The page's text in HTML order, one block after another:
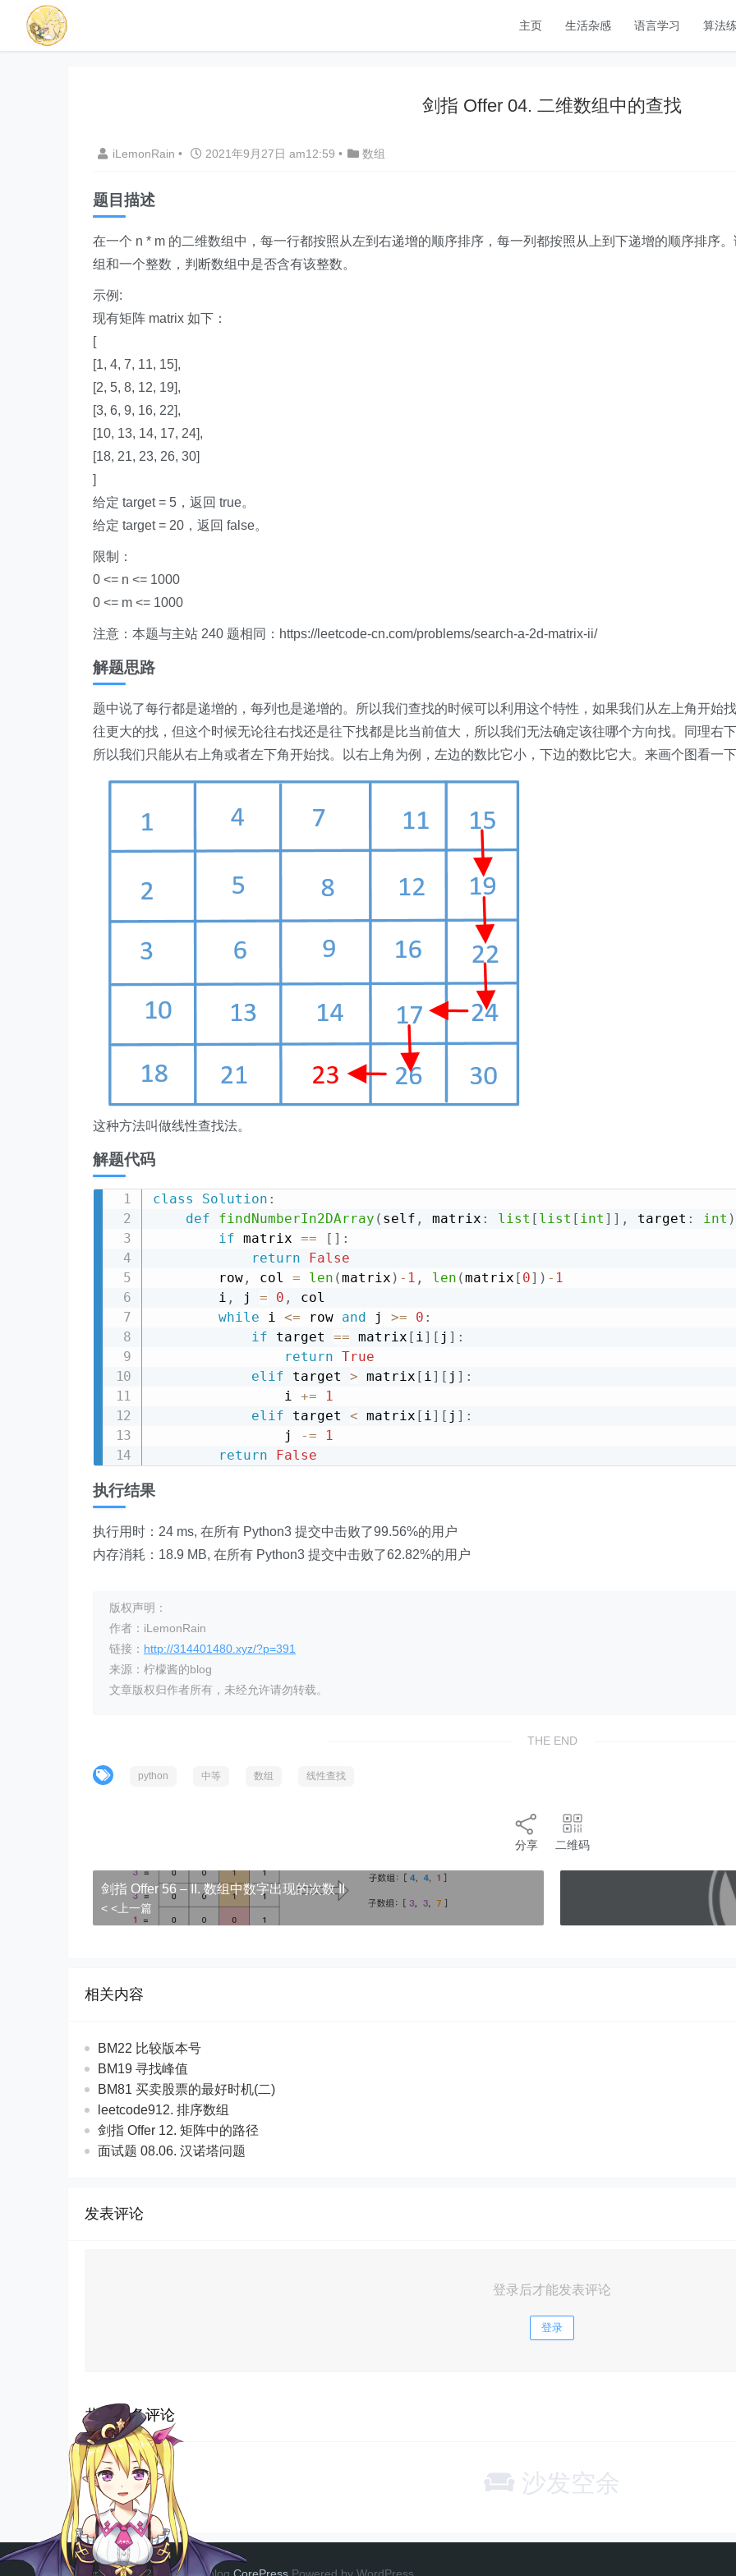
主页 生活杂感 语言学习 算法
剑指 Offer 04. 二维数组中的查找
iLemonRain • 2021年9月27日 am12:59 • 数组
题目描述
在一个 n * m 的二维数组中，每一行都按照从左到右递增的顺序排序，每一列都按照从上到下递增的顺序排序
组和一个整数，判断数组中是否含有该整数。
示例:
现有矩阵 matrix 如下：
[
[1, 4, 7, 11, 15],
[2, 5, 8, 12, 19],
[3, 6, 9, 16, 22],
[10, 13, 14, 17, 24],
[18, 21, 23, 26, 30]
]
给定 target = 5，返回 true。
给定 target = 20，返回 false。
限制：
0 <= n <= 1000
0 <= m <= 1000
注意：本题与主站 240 题相同：https://leetcode-cn.com/problems/search-a-2d-matrix-ii/
解题思路
题中说了每行都是递增的，每列也是递增的。所以我们查找的时候可以利用这个特性，如果我们从左上角开始
往更大的找，但这个时候无论往右找还是往下找都是比当前值大，所以我们无法确定该往哪个方向找。同理右
所以我们只能从右上角或者左下角开始找。以右上角为例，左边的数比它小，下边的数比它大。来画个图看一
这种方法叫做线性查找法。
解题代码
class Solution :
def
findNumberIn2DArray ( self , matrix : list [ list [ int ] ] , target : int )
if matrix == [ ] :
return
False
        row
, col = len (matrix ) - 1 , len (matrix [ 0] ) - 1
        i
, j = 0 ,
col
while i <= row and j >= 0 :
if target == matrix [ i] [ j ] :
return True
elif target > matrix [ i] [ j ] :
                i
+=
1
elif target < matrix [ i] [ j ] :
                j
-=
1
return
False
执行结果
执行用时：24 ms, 在所有 Python3 提交中击败了99.56%的用户
内存消耗：18.9 MB, 在所有 Python3 提交中击败了62.82%的用户
版权声明：
作者：iLemonRain
链接： http://314401480.xyz/?p=391
来源：柠檬酱的blog
文章版权归作者所有，未经允许请勿转载。
THE END
python 中等 数组 线性查找
分享 二维码
剑指 Offer 56 – II. 数组中数字出现的次数 II
< <上一篇
相关内容
BM22 比较版本号
BM19 寻找峰值
BM81 买卖股票的最好时机(二)
leetcode912. 排序数组
剑指 Offer 12. 矩阵中的路径
面试题 08.06. 汉诺塔问题
发表评论
登录后才能发表评论
登录
共有 0 条评论
沙发空余